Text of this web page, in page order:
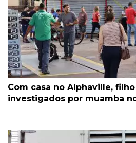
Com casa no Alphaville,
investigados por muamba